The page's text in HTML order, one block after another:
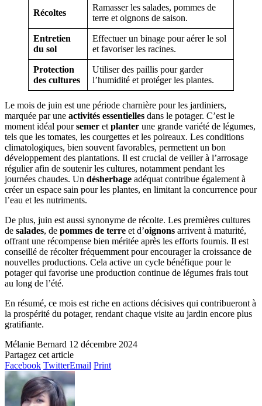
Récoltes
Ramasser les salades, pommes de
terre et oignons de saison.
Entretien
du sol
Effectuer un binage pour aérer le sol
et favoriser les racines.
Protection
des cultures
Utiliser des paillis pour garder
l’humidité et protéger les plantes.
Le mois de juin est une période charnière pour les jardiniers,
marquée par une activités essentielles dans le potager. C’est le
moment idéal poursemer et planter une grande variété de légumes,
tels que les tomates, les courgettes et les poireaux. Les conditions
climatologiques, bien souvent favorables, permettent un bon
développement des plantations. Il est crucial de veiller à l’arrosage
régulier afin de soutenir les cultures, notamment pendant les
journées chaudes. Un désherbage adéquat contribue également à
créer un espace sain pour les plantes, en limitant la concurrence pour
l’eau et les nutriments.
De plus, juin est aussi synonyme de récolte. Les premières cultures
de salades, de pommes de terre et d’oignons arrivent à maturité,
offrant une récompense bien méritée après les efforts fournis. Il est
conseillé de récolter fréquemment pour encourager la croissance de
nouvelles productions. Cela active un cycle bénéfique pour le
potager qui favorise une production continue de légumes frais tout
au long de l’été.
En résumé, ce mois est riche en actions décisives qui contribueront à
la prospérité du potager, rendant chaque visite au jardin encore plus
gratifiante.
Mélanie Bernard 12 décembre 2024
Partagez cet article
Facebook TwitterEmail Print